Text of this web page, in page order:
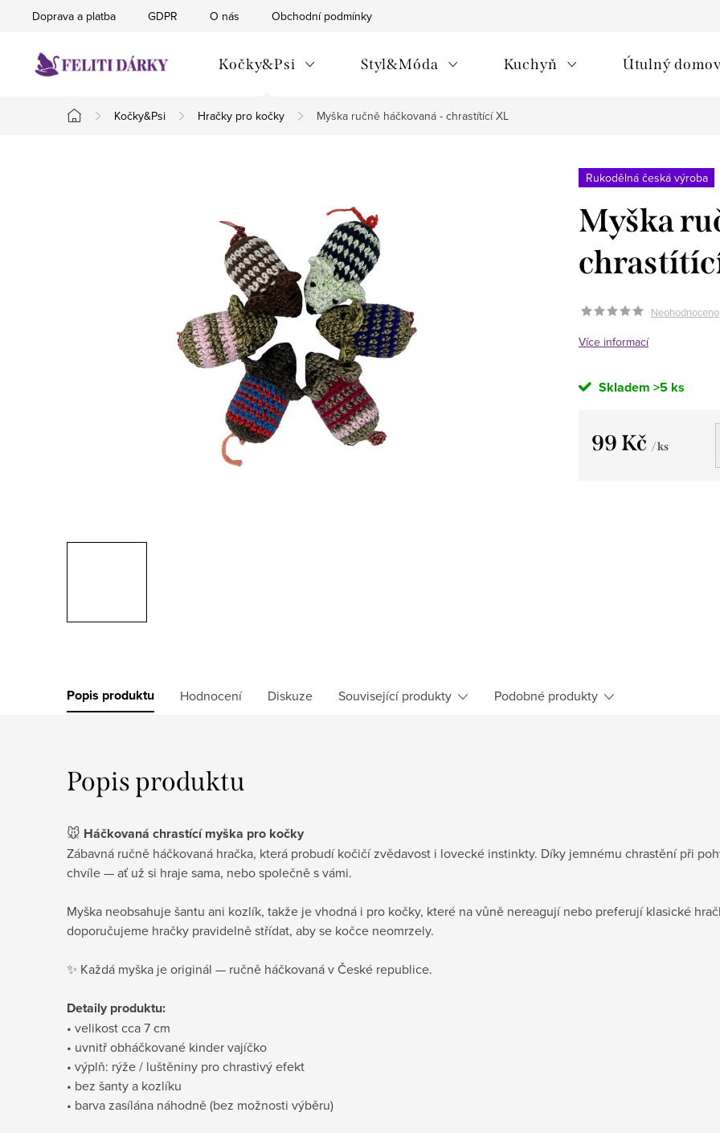
Doprava a platba GDPR O nás Obchodní podmínky
Kočky&Psi Styl&Móda Kuchyň Útulný
Domů
Kočky&Psi Hračky pro kočky Myška ručně háčkovaná - chrastítící XL
Rukodělná česká výroba
Myška
Neohodnoceno
Více informací
Skladem >5 ks
99 Kč / ks
Popis produktu Hodnocení Diskuze Související produkty Podobné produkty
Popis produktu
🐭 Háčkovaná chrastící myška pro kočky
Zábavná ručně háčkovaná hračka, která probudí kočičí zvědavost i lovecké instinkty. Díky jemnému chrastění při
chvíle — ať už si hraje sama, nebo společně s vámi.
Myška neobsahuje šantu ani kozlík, takže je vhodná i pro kočky, které na vůně nereagují nebo preferují klasické
doporučujeme hračky pravidelně střídat, aby se kočce neomrzely.
✨ Každá myška je originál — ručně háčkovaná v České republice.
Detaily produktu:
• velikost cca 7 cm
• uvnitř obháčkované kinder vajíčko
• výplň: rýže / luštěniny pro chrastivý efekt
• bez šanty a kozlíku
• barva zasílána náhodně (bez možnosti výběru)